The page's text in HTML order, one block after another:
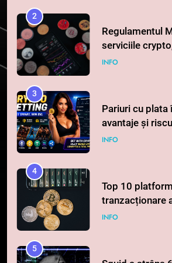
2
Regulamentul
serviciile
la 1 iulie în
INFO
3
Pariuri cu plata
avantaje și
INFO
4
Top 10
tranzacționare
INFO
5